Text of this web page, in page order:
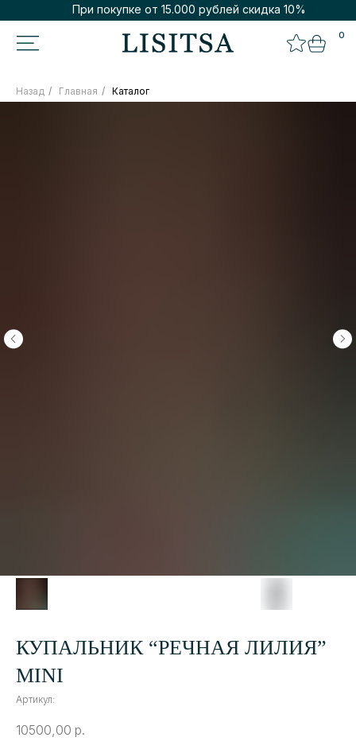
При покупке от 15.000 рублей скидка 10%
Назад / Главная / Каталог
КУПАЛЬНИК “РЕЧНАЯ ЛИЛИЯ”
MINI
Артикул:
10500,00 р.